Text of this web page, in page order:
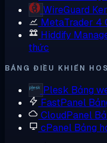
WireGuard
MetaTrader 4
Hiddify
thức
BẢNG ĐIỀU KHIỂN
Plesk Bảng
FastPanel
CloudPanel
cPanel Bảng